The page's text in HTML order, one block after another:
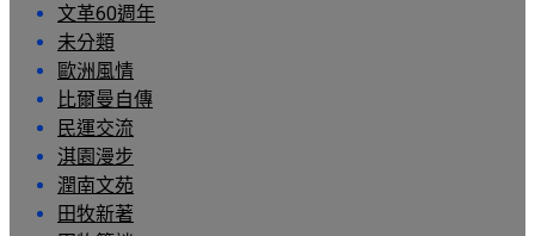
文革60週年
未分類
歐洲風情
比爾曼自傳
民運交流
淇園漫步
潤南文苑
田牧新著